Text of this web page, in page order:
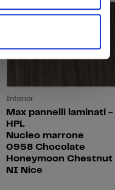
Interior
Max pannelli laminati -
HPL
Nucleo marrone
0958 Chocolate
Honeymoon Chestnut
NI Nice